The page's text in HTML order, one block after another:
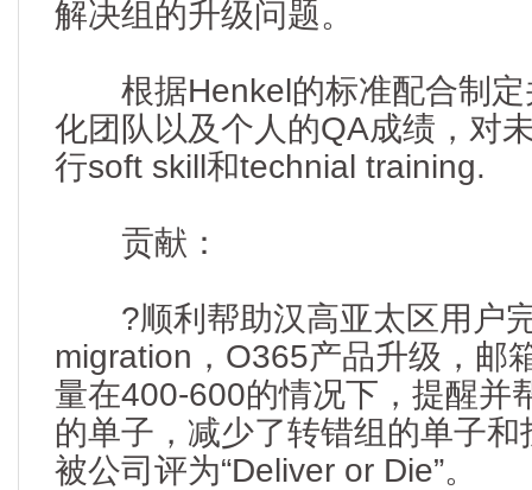
解决组的升级问题。
根据Henkel的标准配合制定
化团队以及个人的QA成绩，对
行soft skill和technial training.
贡献：
?顺利帮助汉高亚太区用户
migration，O365产品升级，邮
量在400-600的情况下，提醒并
的单子，减少了转错组的单子
被公司评为“Deliver or Die”。